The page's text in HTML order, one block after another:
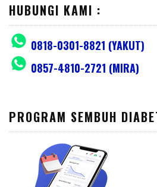
HUBUNGI KAMI :
0818-0301-8821 (YAKUT)
0857-4810-2721 (MIRA)
PROGRAM SEMBUH